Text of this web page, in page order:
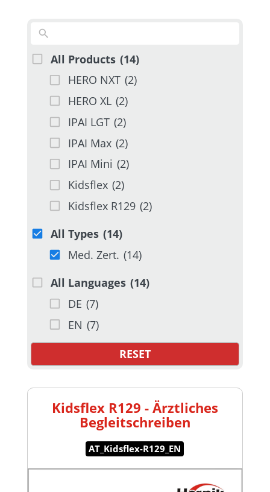
No
All Products (14)
HERO NXT (2)
HERO XL (2)
IPAI LGT (2)
IPAI Max (2)
IPAI Mini (2)
Kidsflex (2)
Kidsflex R129 (2)
All Types (14)
Med. Zert. (14)
All Languages (14)
DE (7)
EN (7)
RESET
AT_Kidsflex-R129_EN
Kidsflex R129 - Ärztliches
Begleitschreiben